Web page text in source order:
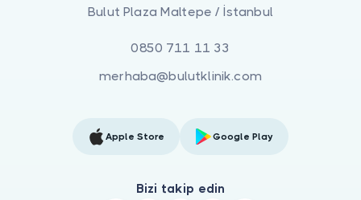
Bulut Plaza Maltepe / İstanbul
0850 711 11 33
merhaba@bulutklinik.com
Apple Store Google Play
Bizi takip edin